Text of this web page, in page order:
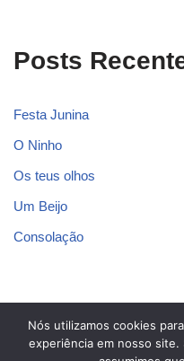
Posts
Festa Junina
O Ninho
Os teus olhos
Um Beijo
Consolação
Blog dos Poetas
Nós utilizamos cookies
experiência em nosso